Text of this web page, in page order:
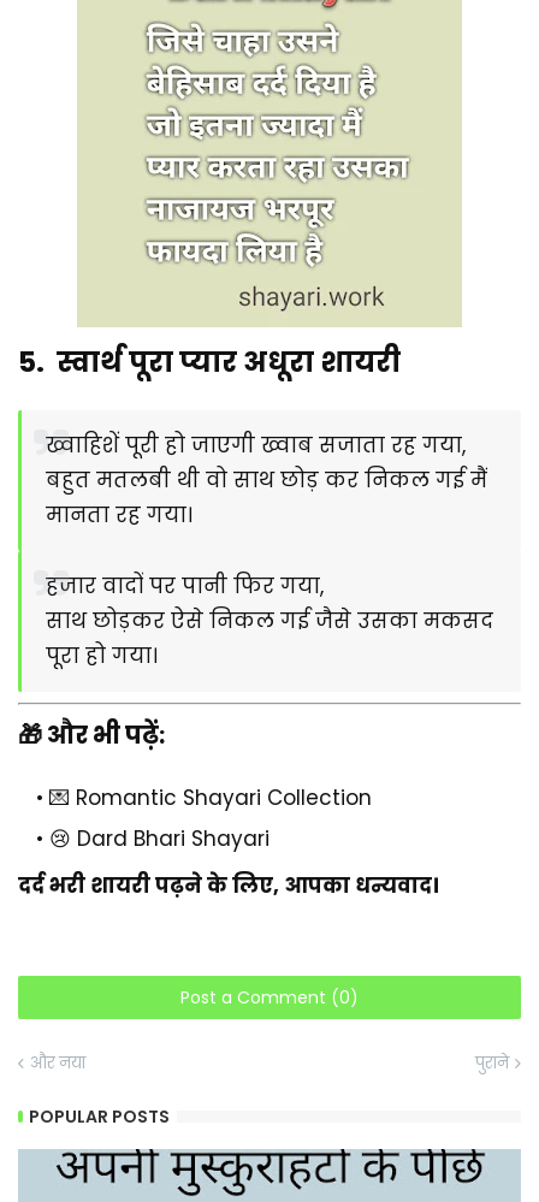
5. स्वार्थ पूरा प्यार अधूरा शायरी
ख्वाहिशें पूरी हो जाएगी ख्वाब सजाता रह गया,
बहुत मतलबी थी वो साथ छोड़ कर निकल गई मैं
मानता रह गया।
हजार वादों पर पानी फिर गया,
साथ छोड़कर ऐसे निकल गई जैसे उसका मकसद
पूरा हो गया।
🎁 और भी पढ़ें:
💌 Romantic Shayari Collection
😢 Dard Bhari Shayari
दर्द भरी शायरी पढ़ने के लिए, आपका धन्यवाद।
Post a Comment (0)
और नया पुराने
POPULAR POSTS